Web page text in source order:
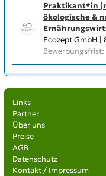
Praktikant*in
ökologische &
Ecozept GmbH |
Links
Partner
Über uns
Preise
AGB
Datenschutz
Kontakt / Impressum